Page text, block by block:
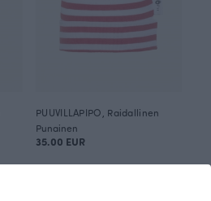
PUUVILLAPIPO, Raidallinen
Punainen
35.00 EUR